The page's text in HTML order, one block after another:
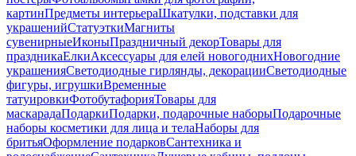
картинПредметы интерьераШкатулки, подставки для
украшенийСтатуэткиМагниты
сувенирныеИконыПраздничный декорТовары для
праздникаЕлкиАксессуары для елей новогоднихНовогодние
украшенияСветодиодные гирлянды, декорацииСветодиодные
фигуры, игрушкиВременные
татуировкиФотобутафорияТовары для
маскарадаПодаркиПодарки, подарочные наборыПодарочные
наборы косметики для лица и телаНаборы для
бритьяОформление подарковСантехника и